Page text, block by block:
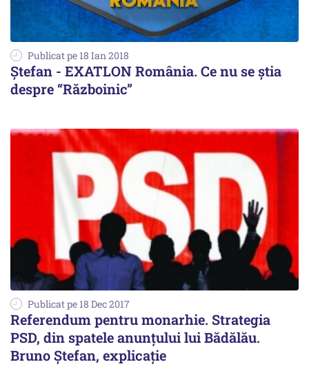
Publicat pe 18 Ian 2018
Ștefan - EXATLON România. Ce nu se știa
despre “Războinic”
Publicat pe 18 Dec 2017
Referendum pentru monarhie. Strategia
PSD, din spatele anunțului lui Bădălău.
Bruno Ștefan, explicație